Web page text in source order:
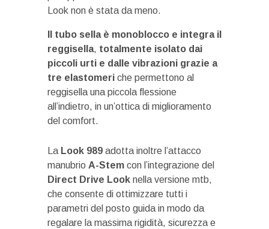
Look non è stata da meno.
Il tubo sella è monoblocco e integra il
reggisella, totalmente isolato dai
piccoli urti e dalle vibrazioni grazie a
tre elastomeri che permettono al
reggisella una piccola flessione
all’indietro, in un’ottica di miglioramento
del comfort.
La Look 989 adotta inoltre l’attacco
manubrio A-Stem con l’integrazione del
Direct Drive Look nella versione mtb,
che consente di ottimizzare tutti i
parametri del posto guida in modo da
regalare la massima rigidità, sicurezza e